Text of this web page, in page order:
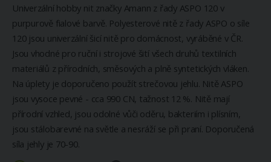
Univerzální hobby nit značky Amann z řady ASPO 120 v
purpurově fialové barvě. Polyesterové nitě z řady ASPO o síle
120 jsou univerzální šicí nitě pro domácnost, vyráběné v ČR.
Jsou vhodné pro ruční i strojové šití všech druhů textilních
materiálů z přírodních, směsových a plně syntetických vláken.
Na úplety je doporučeno použít strečovou jehlu. Nitě ASPO
jsou vysoce pevné - cca 990 CN, tažnost 12 %. Nitě mají
přírodní vzhled, jsou odolné vůči oděru, bakteriím i plísním,
jsou stálobarevné na světle a nesráží se při praní. Doporučená
síla jehly je 70-90.